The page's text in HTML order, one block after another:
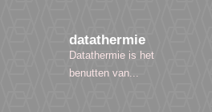
datathermie
Datathermie is het
benutten van...